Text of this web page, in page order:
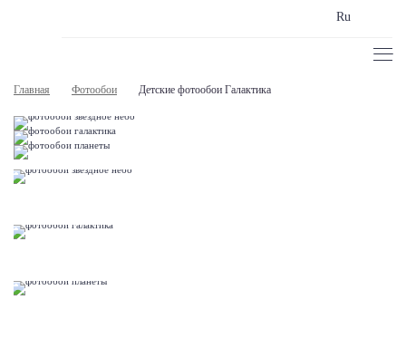
Ru
Главная Фотообои Детские фотообои Галактика